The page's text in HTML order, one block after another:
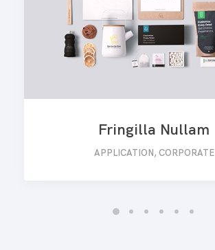
Fringilla Nullam
APPLICATION,CORPORATE